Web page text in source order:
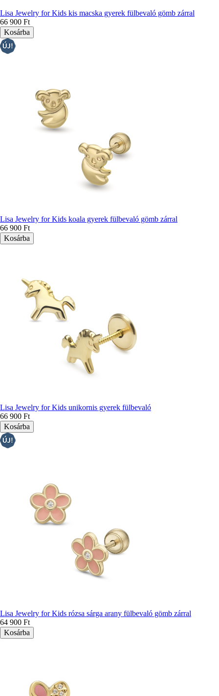
Lisa Jewelry for Kids kis macska gyerek fülbevaló gömb zárral
66 900 Ft
Lisa Jewelry for Kids koala gyerek fülbevaló gömb zárral
66 900 Ft
Lisa Jewelry for Kids unikornis gyerek fülbevaló
66 900 Ft
Lisa Jewelry for Kids rózsa sárga arany fülbevaló gömb zárral
64 900 Ft